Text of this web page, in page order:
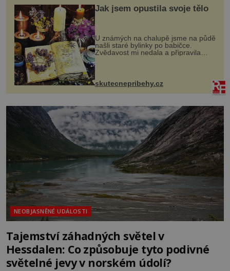
Jak jsem opustila svoje tělo
U známých na chalupě jsme na půdě
našli staré bylinky po babičce.
Zvědavost mi nedala a připravila
jsem si z nich lektvar… Zimní pobyt
na chalupě se pro mě vlastní vinou
změnil v děsivý zážitek, na kt...
skutecnepribehy.cz
NEOBJASNĚNÉ UDÁLOSTI
Tajemství záhadných světel v
Hessdalen: Co způsobuje tyto podivné
světelné jevy v norském údolí?